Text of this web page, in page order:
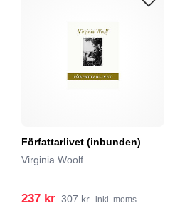
Författarlivet (inbunden)
Virginia Woolf
237 kr 307 kr inkl. moms